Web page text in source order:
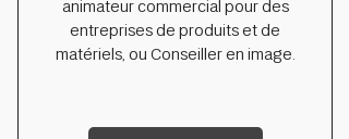
animateur commercial pour des
entreprises de produits et de
matériels, ou Conseiller en image.